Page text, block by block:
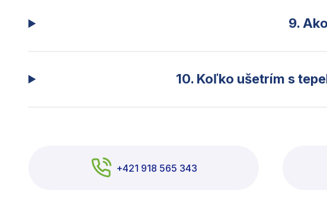
9.
10. Koľko ušetrím s
+421 918 565 343